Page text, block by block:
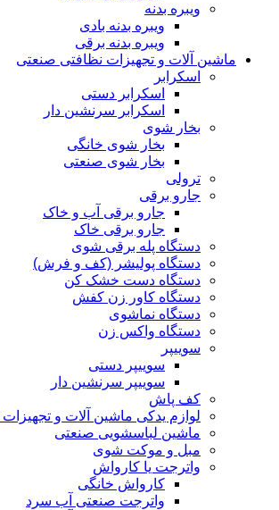
ویبره بدنه
ویبره بدنه بادی
ویبره بدنه برقی
ماشین آلات و تجهیزات نظافتی صنعتی
اسکرابر
اسکرابر دستی
اسکرابر سرنشین دار
بخار شوی
بخار شوی خانگی
بخار شوی صنعتی
ترولی
جارو برقی
جارو برقی آب و خاک
جارو برقی خاک
دستگاه پله برقی شوی
دستگاه پولیشر (کف و فرش)
دستگاه دست خشک کن
دستگاه کاور زن کفش
دستگاه نماشوی
دستگاه واکس زن
سوییپر
سوییپر دستی
سوییپر سرنشین دار
کف پاش
لوازم یدکی ماشین آلات و
ماشین لباسشویی صنعتی
مبل و موکت شوی
واترجت یا کارواش
کارواش خانگی
واترجت صنعتی آب سرد